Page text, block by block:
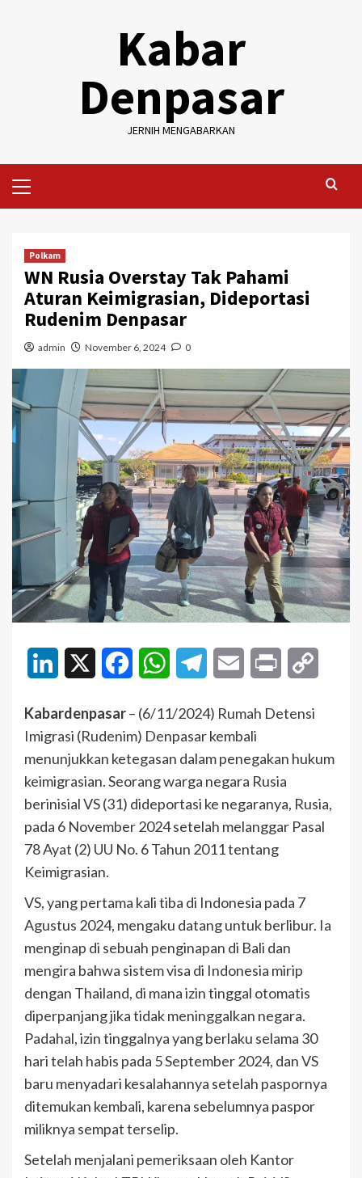
Kabar
Denpasar
JERNIH MENGABARKAN
Menu
Polkam
WN Rusia Overstay Tak Pahami
Aturan Keimigrasian, Dideportasi
Rudenim Denpasar
admin November 6, 2024 0
LinkedIn FacebookWhatsAppTelegramEmail Print
Kabardenpasar– (6/11/2024) Rumah Detensi
Imigrasi (Rudenim) Denpasar kembali
menunjukkan ketegasan dalam penegakan hukum
keimigrasian. Seorang warga negara Rusia
berinisial VS (31) dideportasi ke negaranya, Rusia,
pada 6 November 2024 setelah melanggar Pasal
78 Ayat (2) UU No. 6 Tahun 2011 tentang
Keimigrasian.
VS, yang pertama kali tiba di Indonesia pada 7
Agustus 2024, mengaku datang untuk berlibur. Ia
menginap di sebuah penginapan di Bali dan
mengira bahwa sistem visa di Indonesia mirip
dengan Thailand, di mana izin tinggal otomatis
diperpanjang jika tidak meninggalkan negara.
Padahal, izin tinggalnya yang berlaku selama 30
hari telah habis pada 5 September 2024, dan VS
baru menyadari kesalahannya setelah paspornya
ditemukan kembali, karena sebelumnya paspor
miliknya sempat terselip.
Setelah menjalani pemeriksaan oleh Kantor